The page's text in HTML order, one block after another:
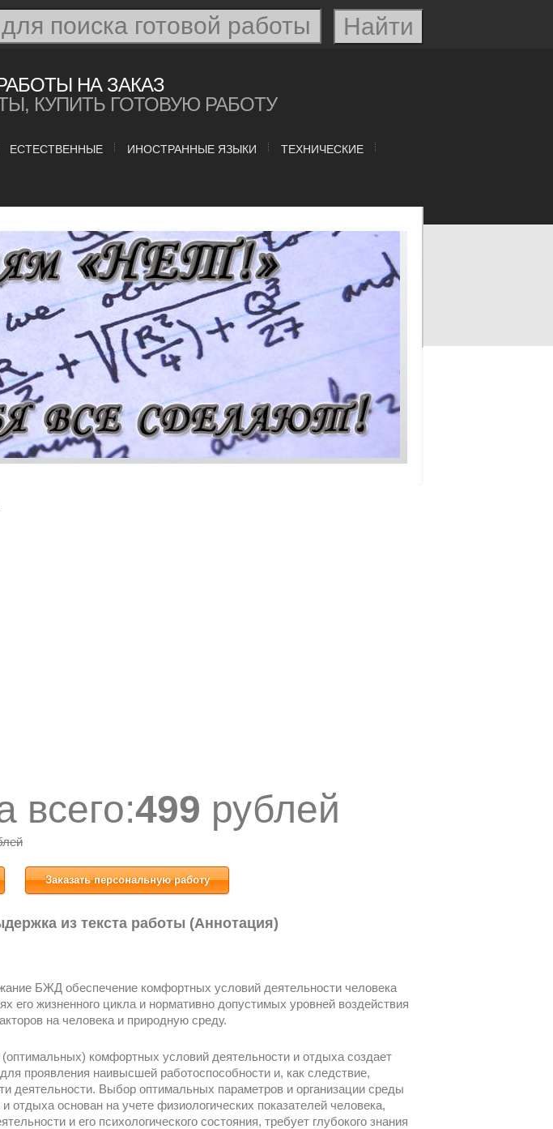
НА ЗАКАЗ
КУПИТЬ ГОТОВУЮ РАБОТУ
ЕСТЕСТВЕННЫЕ ИНОСТРАННЫЕ ЯЗЫКИ ТЕХНИЧЕСКИЕ
всего:499 рублей
Заказать персональную работу
из текста работы (Аннотация)
БЖД обеспечение комфортных условий деятельности человека
его жизненного цикла и нормативно допустимых уровней воздействия
на человека и природную среду.
комфортных условий деятельности и отдыха создает
проявления наивысшей работоспособности и, как следствие,
деятельности. Выбор оптимальных параметров и организации среды
отдыха основан на учете физиологических показателей человека,
и его психологического состояния, требует глубокого знания